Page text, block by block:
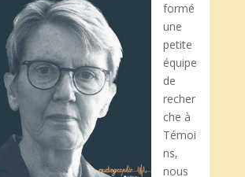
formé
une
petite
équipe
de
recher
che à
Témoi
ns,
nous